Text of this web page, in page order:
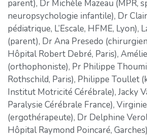
parent), Dr Michèle Mazeau (MPR,
neuropsychologie infantile), Dr
pédiatrique, L’Escale, HFME, Lyon),
(parent), Dr Ana Presedo
Hôpital Robert Debré, Paris),
(orthophoniste), Pr Philippe
Rothschild, Paris), Philippe Toullet
Institut Motricité Cérébrale), Jacky
Paralysie Cérébrale France),
(ergothérapeute), Dr Delphine
Hôpital Raymond Poincaré, Garches)